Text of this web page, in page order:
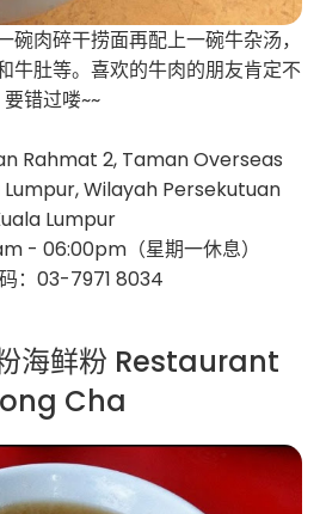
肉碎干捞面再配上一碗牛杂汤，
牛肚等。喜欢的牛肉的朋友肯定不
要错过喽~~
Rahmat 2, Taman Overseas
Lumpur, Wilayah Persekutuan
Lumpur
- 06:00pm（星期一休息）
：03-7971 8034
海鲜粉 Restaurant
Cha